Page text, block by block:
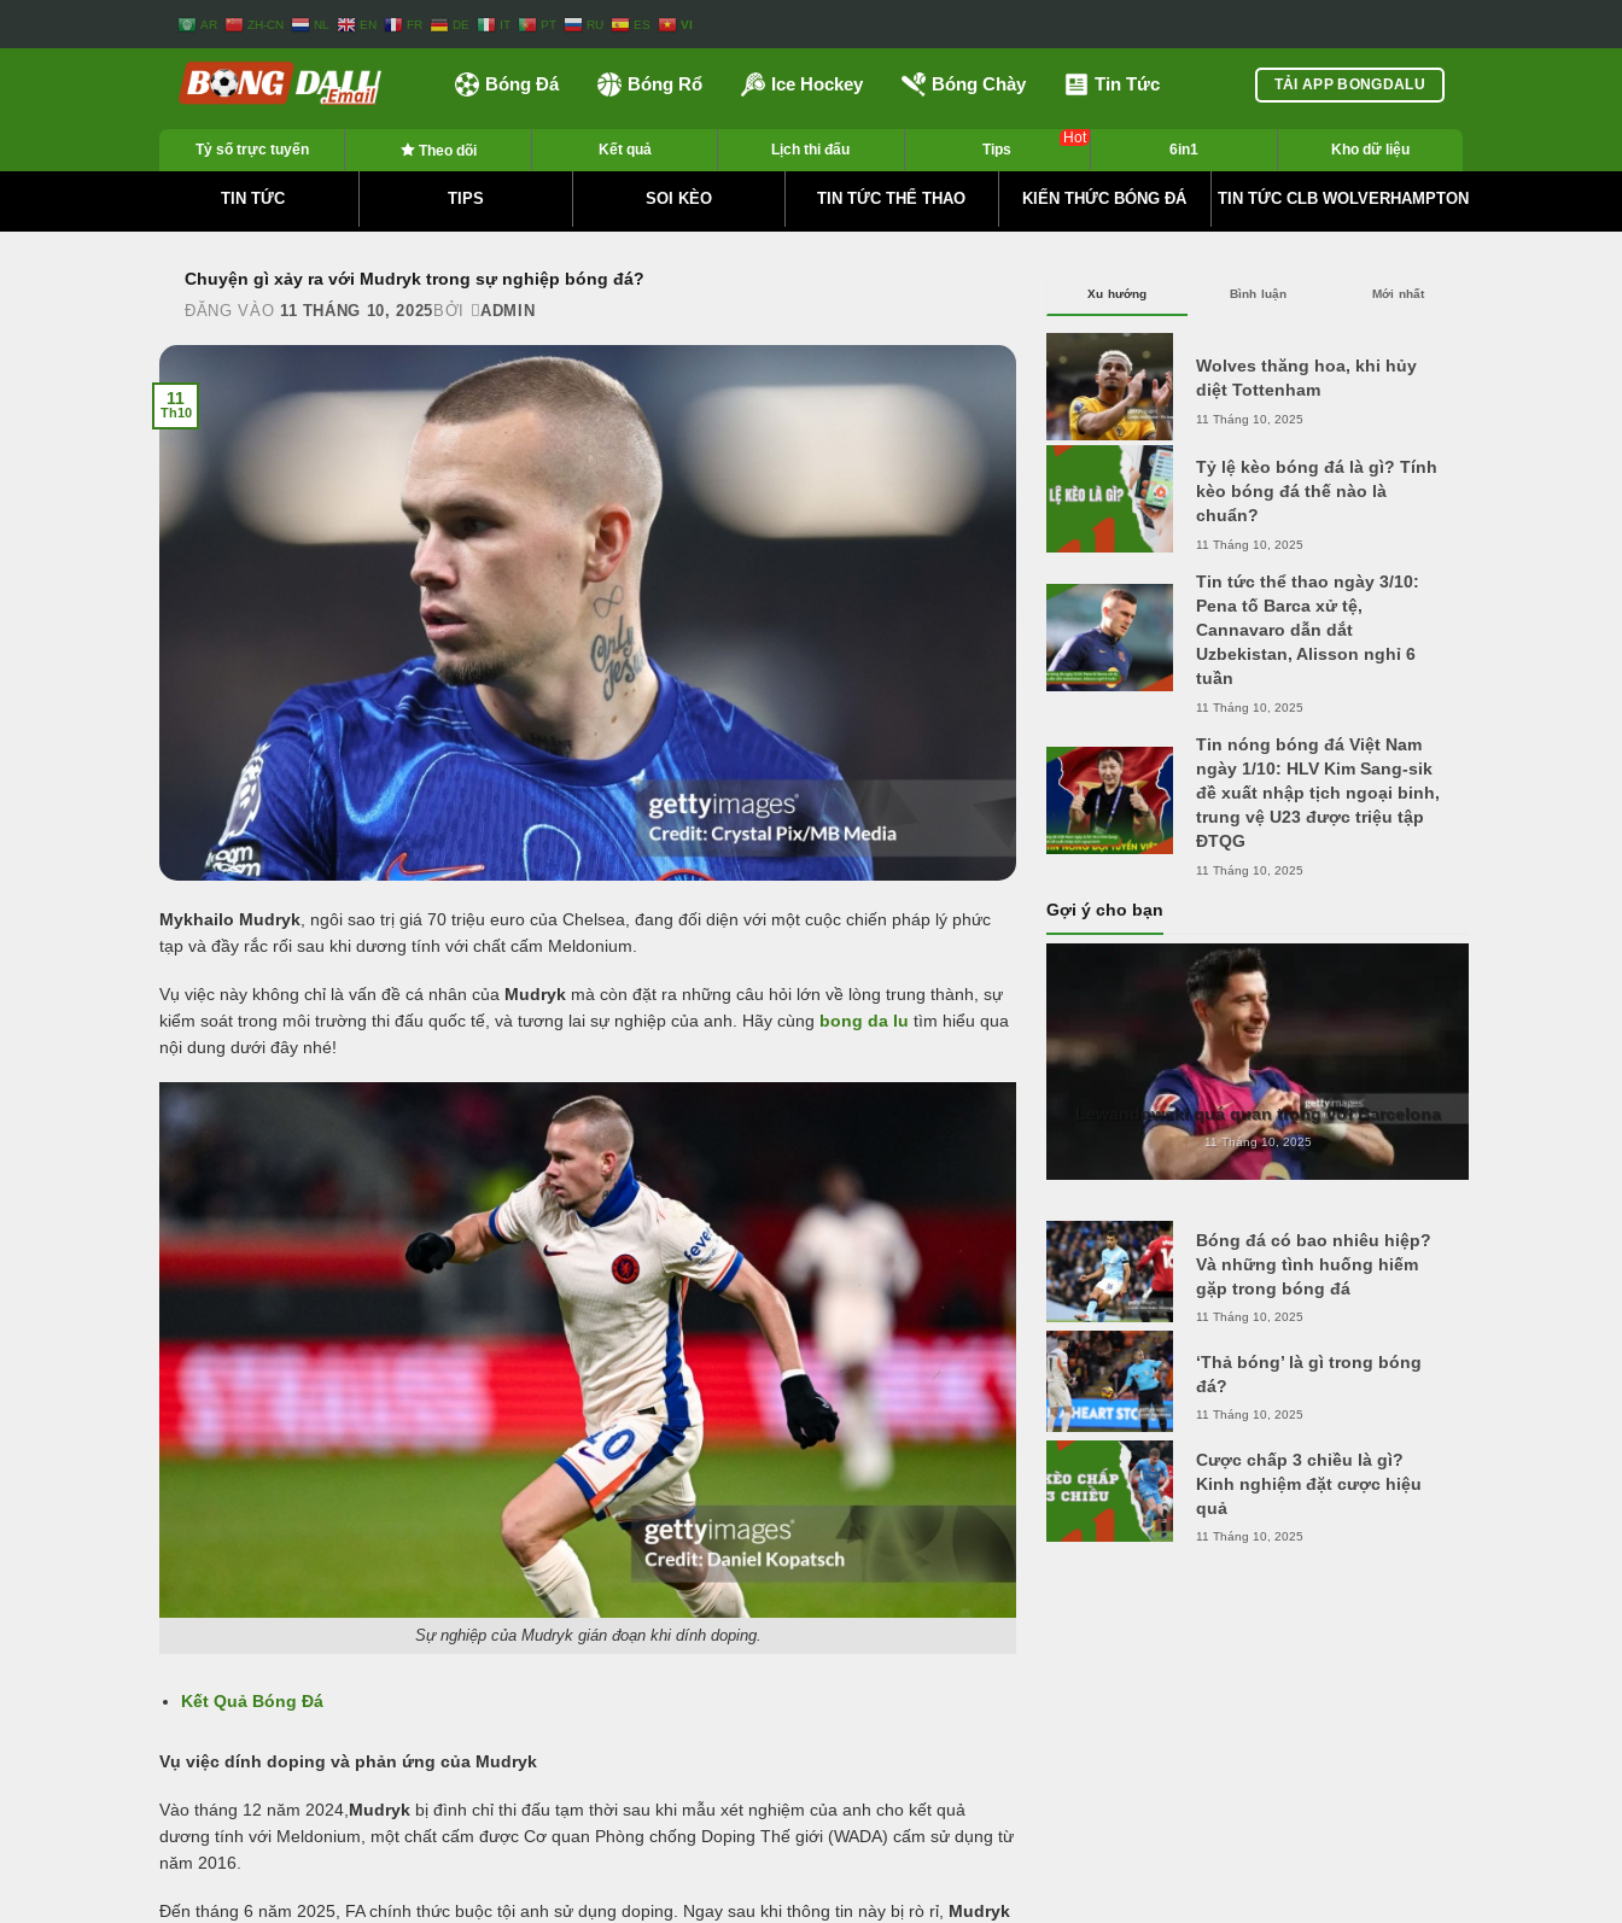
AR ZH-CN NL EN FR DE IT PT RU ES VI
Bóng Đá Bóng Rổ Ice Hockey Bóng Chày Tin Tức TẢI APP BONGDALU
Tỷ số trực tuyến Theo dõi Kết quả Lịch thi đấu Tips
Hot
6in1 Kho dữ liệu
TIN TỨC TIPS SOI KÈO TIN TỨC THỂ THAO KIẾN THỨC BÓNG ĐÁ TIN TỨC CLB WOLVERHAMPTON
Chuyện gì xảy ra với Mudryk trong sự nghiệp bóng đá?
ĐĂNG VÀO 11 THÁNG 10, 2025 BỞI ADMIN
11
Th10
Mykhailo Mudryk , ngôi sao trị giá 70 triệu euro của Chelsea, đang đối diện với một cuộc chiến pháp lý phức
tạp và đầy rắc rối sau khi dương tính với chất cấm Meldonium.
Vụ việc này không chỉ là vấn đề cá nhân của Mudryk mà còn đặt ra những câu hỏi lớn về lòng trung thành, sự
kiểm soát trong môi trường thi đấu quốc tế, và tương lai sự nghiệp của anh. Hãy cùng bong da lu tìm hiểu qua
nội dung dưới đây nhé!
Sự nghiệp của Mudryk gián đoạn khi dính doping.
Kết Quả Bóng Đá
Vụ việc dính doping và phản ứng của Mudryk
Vào tháng 12 năm 2024, Mudryk bị đình chỉ thi đấu tạm thời sau khi mẫu xét nghiệm của anh cho kết quả
dương tính với Meldonium, một chất cấm được Cơ quan Phòng chống Doping Thế giới (WADA) cấm sử dụng từ
năm 2016.
Đến tháng 6 năm 2025, FA chính thức buộc tội anh sử dụng doping. Ngay sau khi thông tin này bị rò rỉ, Mudryk
Xu hướng Bình luận Mới nhất
Wolves thăng hoa, khi hủy
diệt Tottenham
11 Tháng 10, 2025
Tỷ lệ kèo bóng đá là gì? Tính
kèo bóng đá thế nào là
chuẩn?
11 Tháng 10, 2025
Tin tức thể thao ngày 3/10:
Pena tố Barca xử tệ,
Cannavaro dẫn dắt
Uzbekistan, Alisson nghỉ 6
tuần
11 Tháng 10, 2025
Tin nóng bóng đá Việt Nam
ngày 1/10: HLV Kim Sang-sik
đề xuất nhập tịch ngoại binh,
trung vệ U23 được triệu tập
ĐTQG
11 Tháng 10, 2025
Gợi ý cho bạn
Lewandowski quá quan trọng với Barcelona
11 Tháng 10, 2025
Bóng đá có bao nhiêu hiệp?
Và những tình huống hiếm
gặp trong bóng đá
11 Tháng 10, 2025
‘Thả bóng’ là gì trong bóng
đá?
11 Tháng 10, 2025
Cược chấp 3 chiều là gì?
Kinh nghiệm đặt cược hiệu
quả
11 Tháng 10, 2025